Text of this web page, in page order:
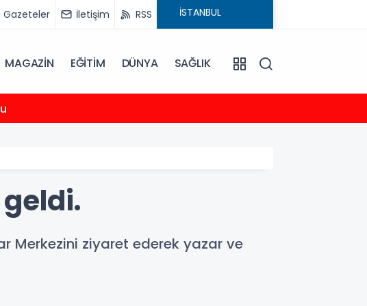
Gazeteler İletişim RSS
MAGAZİN EĞİTİM DÜNYA SAĞLIK
Merkezini ziyaret ederek yazar ve